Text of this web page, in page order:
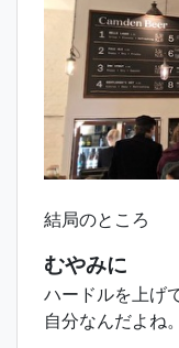
結局のところ
むやみに
ハードルを上げ
自分なんだよね。